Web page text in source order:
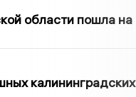
области пошла на
калининградских